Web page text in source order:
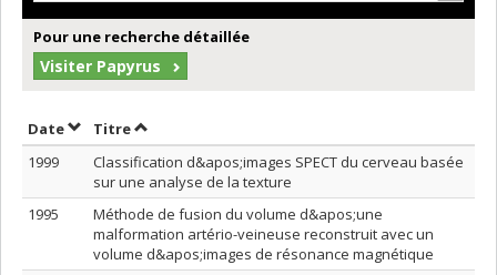
Pour une recherche détaillée
Visiter Papyrus
DateTrier par date en ordre décroissant
TitreTrier par titre en ordre décroissant
1999
Classification d&apos;images SPECT du cerveau basée
sur une analyse de la texture
1995
Méthode de fusion du volume d&apos;une
malformation artério-veineuse reconstruit avec un
volume d&apos;images de résonance magnétique